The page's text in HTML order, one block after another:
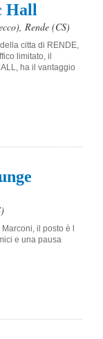
Hall
, Rende (CS)
citta di RENDE,
limitato, il
ha il vantaggio
il posto è l
e una pausa